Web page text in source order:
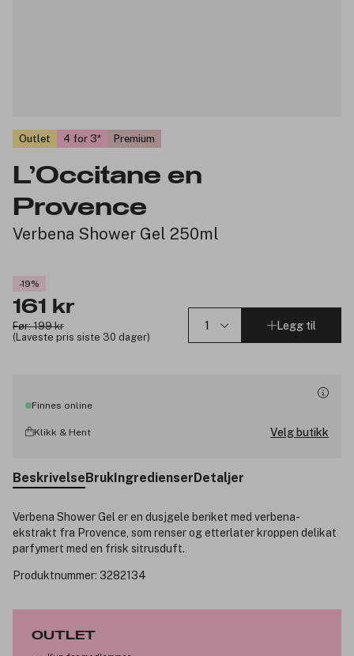
Outlet 4 for 3 Premium
L’Occitane en
Provence
Verbena Shower Gel 250ml
-19%
161 kr
Før: 199 kr
(Laveste pris siste 30 dager)
Legg til
Finnes online
Klikk & Hent Velg butikk
Beskrivelse Bruk Ingredienser Detaljer
Verbena Shower Gel er en dusjgele beriket med verbena-
ekstrakt fra Provence, som renser og etterlater kroppen delikat
parfymert med en frisk sitrusduft.
Produktnummer: 3282134
OUTLET